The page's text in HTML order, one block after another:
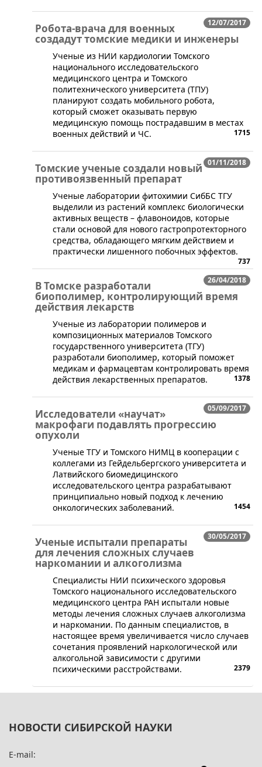
12/07/2017
Робота-врача для военных
создадут томские медики и инженеры​
Ученые из НИИ кардиологии Томского
национального исследовательского
медицинского центра и Томского
политехнического университета (ТПУ)
планируют создать мобильного робота,
который сможет оказывать первую
медицинскую помощь пострадавшим в местах
военных действий и ЧС.
1715
01/11/2018
Томские ученые создали новый
противоязвенный препарат
​Ученые лаборатории фитохимии СибБС ТГУ
выделили из растений комплекс биологически
активных веществ – флавоноидов, которые
стали основой для нового гастропротекторного
средства, обладающего мягким действием и
практически лишенного побочных эффектов.
737
26/04/2018
В Томске разработали
биополимер, контролирующий время
действия лекарств
​Ученые из лаборатории полимеров и
композиционных материалов Томского
государственного университета (ТГУ)
разработали биополимер, который поможет
медикам и фармацевтам контролировать время
действия лекарственных препаратов.
1378
05/09/2017
Исследователи «научат»
макрофаги подавлять прогрессию
опухоли
​Ученые ТГУ и Томского НИМЦ в кооперации с
коллегами из Гейдельбергского университета и
Латвийского биомедицинского
исследовательского центра разрабатывают
принципиально новый подход к лечению
онкологических заболеваний.
1454
30/05/2017
Ученые испытали препараты
для лечения сложных случаев
наркомании и алкоголизма
​Специалисты НИИ психического здоровья
Томского национального исследовательского
медицинского центра РАН испытали новые
методы лечения сложных случаев алкоголизма
и наркомании. По данным специалистов, в
настоящее время увеличивается число случаев
сочетания проявлений наркологической или
алкогольной зависимости с другими
психическими расстройствами.
2379
НОВОСТИ СИБИРСКОЙ НАУКИ
E-mail: